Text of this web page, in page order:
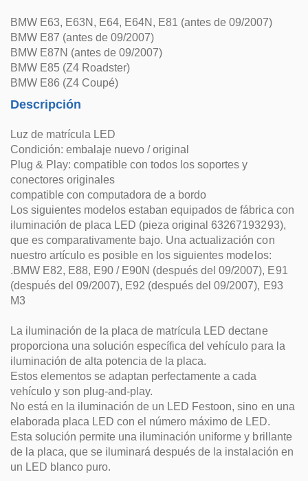
BMW E63, E63N, E64, E64N, E81 (antes de 09/2007)
BMW E87 (antes de 09/2007)
BMW E87N (antes de 09/2007)
BMW E85 (Z4 Roadster)
BMW E86 (Z4 Coupé)
Descripción
Luz de matrícula LED
Condición: embalaje nuevo / original
Plug & Play: compatible con todos los soportes y
conectores originales
compatible con computadora de a bordo
Los siguientes modelos estaban equipados de fábrica con
iluminación de placa LED (pieza original 63267193293),
que es comparativamente bajo. Una actualización con
nuestro artículo es posible en los siguientes modelos:
.BMW E82, E88, E90 / E90N (después del 09/2007), E91
(después del 09/2007), E92 (después del 09/2007), E93
M3
La iluminación de la placa de matrícula LED dectane
proporciona una solución específica del vehículo para la
iluminación de alta potencia de la placa.
Estos elementos se adaptan perfectamente a cada
vehículo y son plug-and-play.
No está en la iluminación de un LED Festoon, sino en una
elaborada placa LED con el número máximo de LED.
Esta solución permite una iluminación uniforme y brillante
de la placa, que se iluminará después de la instalación en
un LED blanco puro.